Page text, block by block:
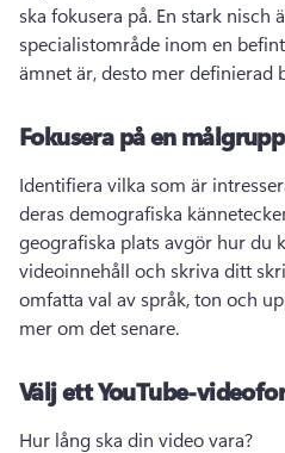
ska fokusera på. En stark nisch
specialistområde inom en
ämnet är, desto mer definierad
Fokusera på en målgrupp
Identifiera vilka som är
deras demografiska
geografiska plats avgör hur du
videoinnehåll och skriva ditt
omfatta val av språk, ton och
mer om det senare.
Välj ett YouTube-
Hur lång ska din video vara?